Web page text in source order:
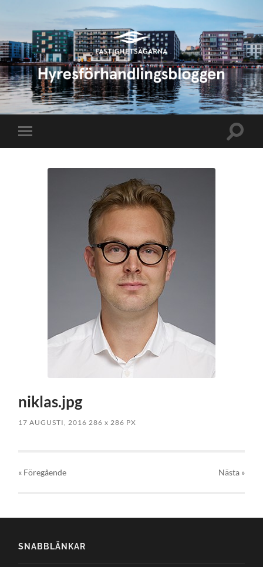
Hyresförhandlingsbloggen
Slå
på/av
Slå
niklas.jpg
17 AUGUSTI, 2016 286x 286 PX
« Föregående Nästa»
SNABBLÄNKAR